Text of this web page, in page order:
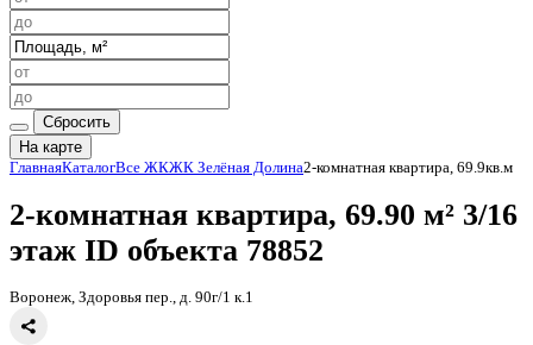
Сбросить
На карте
Главная КаталогВсе ЖКЖК Зелёная Долина